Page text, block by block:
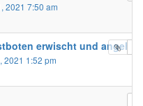
2021 7:50 am
erwischt und
2021 1:52 pm